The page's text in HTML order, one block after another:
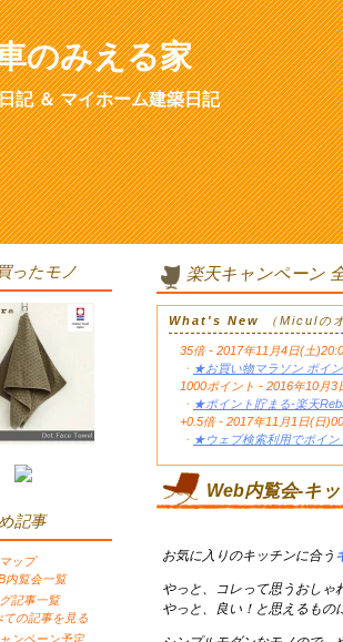
のみえる家
記 ＆ マイホーム建築日記
楽天キャンペーン
What's New （Miculの
35倍 - 2017年11月4日(土
・ ★お買い物マラソン ポイ
1000ポイント - 2016年10月
・ ★ポイント貯まる-楽天
+0.5倍 - 2017年11月1日(日
・ ★ウェブ検索利用でポイン
Web内覧会-キ
お気に入りのキッチンに合う
やっと、コレって思うおしゃ
やっと、良い！と思えるもの
ったモノ
記事
ップ
内覧会一覧
記事一覧
ての記事を見る
ンペーン予定